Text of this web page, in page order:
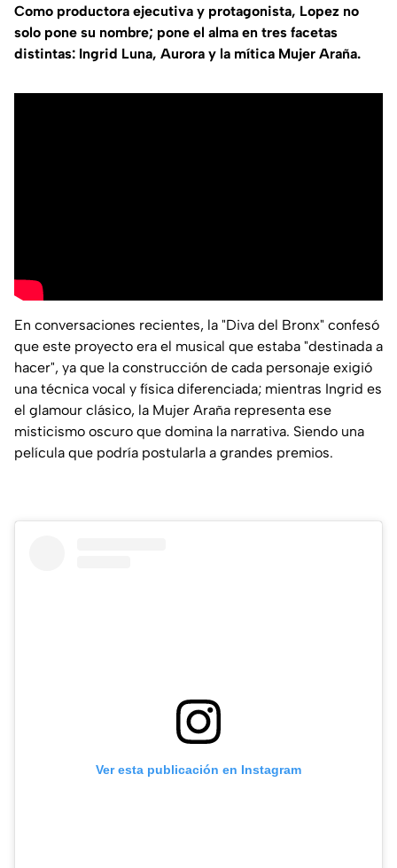
Como productora ejecutiva y protagonista, Lopez no
solo pone su nombre; pone el alma en tres facetas
distintas: Ingrid Luna, Aurora y la mítica Mujer Araña.
En conversaciones recientes, la "Diva del Bronx" confesó
que este proyecto era el musical que estaba "destinada a
hacer", ya que la construcción de cada personaje exigió
una técnica vocal y física diferenciada; mientras Ingrid es
el glamour clásico, la Mujer Araña representa ese
misticismo oscuro que domina la narrativa. Siendo una
película que podría postularla a grandes premios.
Ver esta publicación en Instagram